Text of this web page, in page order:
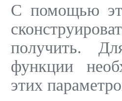
С помощью
получить.
функции
этих